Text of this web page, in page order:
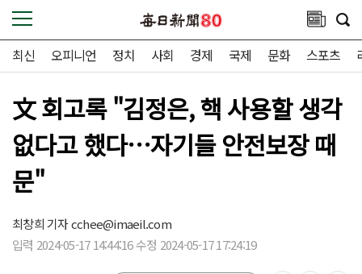
최신 오피니언 정치 사회 경제 국제 문화 스포츠
文 회고록 "김정은, 핵 사용할 생각
없다고 했다…자기들 안전보장 때
문"
최창희 기자cchee@imaeil.com
입력 2024-05-17 14:44:16 수정 2024-05-17 17:24:19